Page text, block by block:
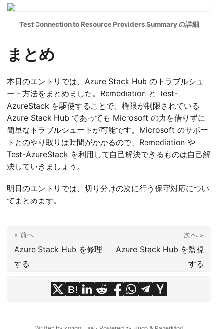
Test Connection to Resource Providers Summary の詳細
まとめ
本日のエントリでは、Azure Stack Hub のトラブルシュ
ート方法をまとめました。Remediation と Test-
AzureStack を駆使することで、権限が制限されている
Azure Stack Hub であっても Microsoft の力を借りずに
簡単なトラブルシュートが可能です。Microsoft のサポー
トとのやり取りは時間がかかるので、Remediation や
Test-AzureStack を利用して自己解決できるものは自己解
決していきましょう。
明日のエントリでは、切り分けの次に行う保守対応につい
てまとめます。
« 前へ
Azure Stack Hub を修理
する
次へ »
Azure Stack Hub を監視
する
B!